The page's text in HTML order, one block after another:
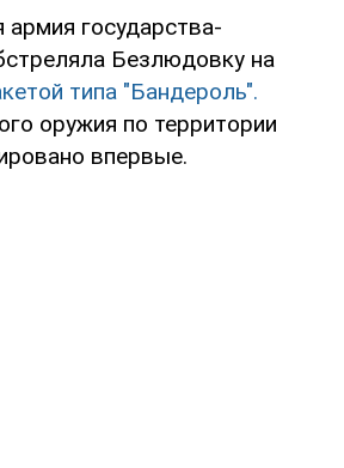
государства-
Безлюдовку на
типа "Бандероль".
оружия по территории
впервые.